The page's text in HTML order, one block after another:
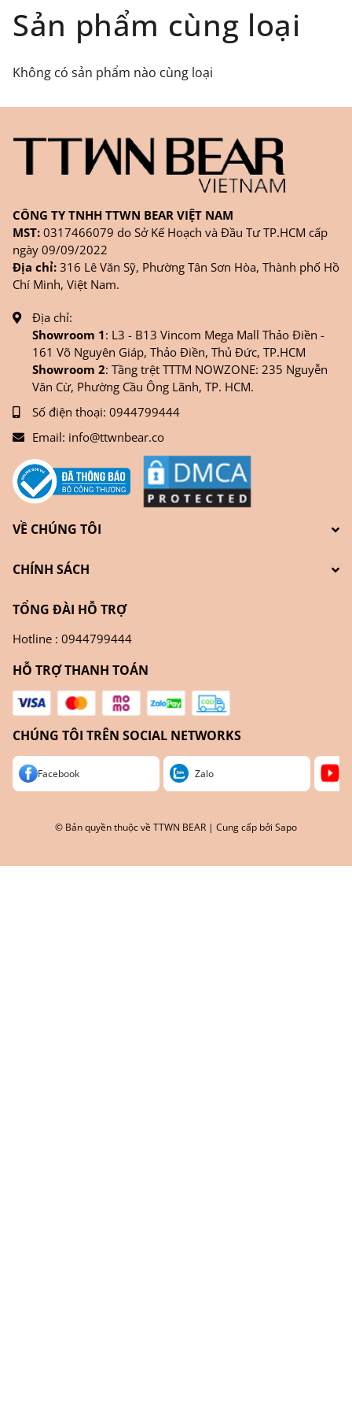
Đối tượng áp dụng: Khách hàng đặt
hàng ONLINE trên trangWEBSITE/
FANPAGE/ZALO/
Thời gian nhận hàng: Đối với đơn hàng Online tại
TPHCM, sản phẩm sẽ được giao sớm nhất là 1
ngày sau khi đặt.
Sản phẩm cùng loại
Không có sản phẩm nào cùng loại
CÔNG TY TNHH TTWN BEAR VIỆT NAM
MST: 0317466079 do Sở Kế Hoạch và Đầu Tư TP.HCM cấp
ngày 09/09/2022
Địa chỉ: 316 Lê Văn Sỹ, Phường Tân Sơn Hòa, Thành phố Hồ
Chí Minh, Việt Nam.
Địa chỉ:
Showroom 1: L3 - B13 Vincom Mega Mall Thảo Điền -
161 Võ Nguyên Giáp, Thảo Điền, Thủ Đức, TP.HCM
Showroom 2: Tầng trệt TTTM NOWZONE: 235 Nguyễn
Văn Cừ, Phường Cầu Ông Lãnh, TP. HCM.
Số điện thoại: 0944799444
Email: info@ttwnbear.co
VỀ CHÚNG TÔI
CHÍNH SÁCH
TỔNG ĐÀI HỖ TRỢ
Hotline : 0944799444
HỖ TRỢ THANH TOÁN
CHÚNG TÔI TRÊN SOCIAL NETWORKS
Facebook Zalo
© Bản quyền thuộc về TTWN BEAR | Cung cấp bởi Sapo